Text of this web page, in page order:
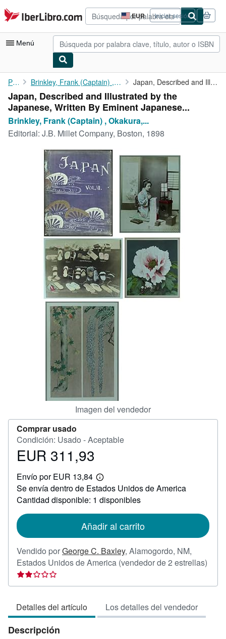
Pasar al contenido principal
IberLibro.com EUR
Preferencias
de
compra
del
Iniciar sesión
Menú
Mi cuenta
Consultar mis pedidos
Búsqueda avanzada
Colecciones
Libros antiguos
Arte y coleccionismo
Vendedores
Comenzar a vender
CERRAR
Portada Brinkley, Frank (Captain) , Okakura, Kakuzo, Ogawa, K (Kazumasa) Japan, Described and Illustrated by the Japanese, Written By ...
Japan, Described and Illustrated by the
Japanese, Written By Eminent Japanese...
Brinkley, Frank (Captain) , Okakura,...
Editorial: J.B. Millet Company, Boston, 1898
Imagen del vendedor
Comprar usado
Condición: Usado - Aceptable
Precio
311,93
EUR 311,93
Envío por EUR 13,84
Más
información
sobre
las
envío
Se envía dentro de Estados Unidos de America
Cantidad disponible: 1 disponibles
Añadir al carrito
Vendido porGeorge C. Baxley, Alamogordo, NM,
Estados Unidos de America (vendedor de 2 estrellas)
Detalles del artículo Los detalles del vendedor
Descripción